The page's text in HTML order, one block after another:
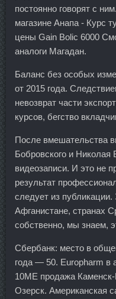
постоянно говорят с
магазине Анапа - Курс
цены Gain Bolic 6000
аналоги Магадан.
Баланс без особых
от 2015 года.
невозврат части
курсов, бегство
После вмешательства
Бобровского и Николая
видеозаписи. И это не
результат
следует из
Афганистане, странах
собственно, мы знаем,
Сбербанк: место в
года — 50. Europharm в
10ME продажа
Озерск. Американская